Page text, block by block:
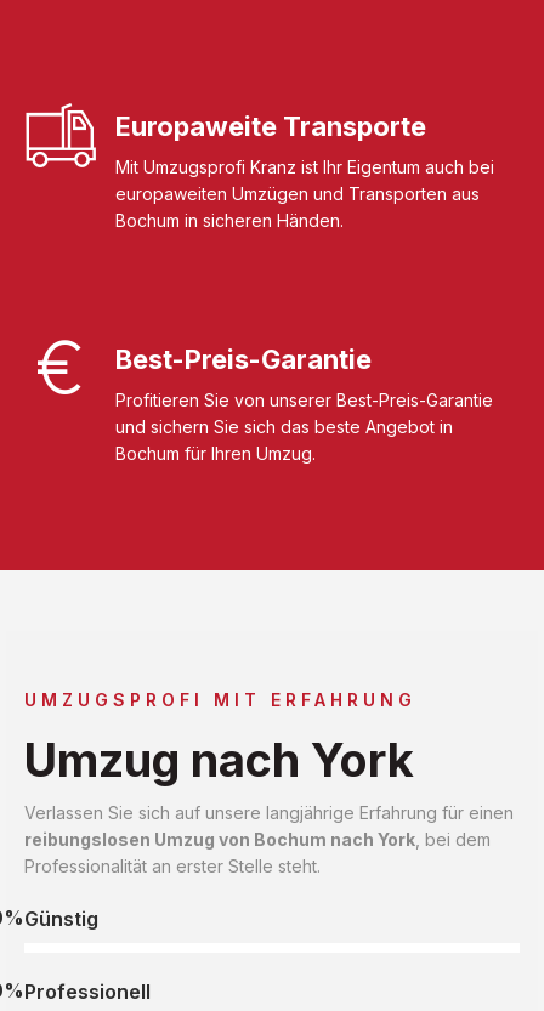
Europaweite Transporte
Mit Umzugsprofi Kranz ist Ihr Eigentum auch bei
europaweiten Umzügen und Transporten aus
Bochum in sicheren Händen.
Best-Preis-Garantie
Profitieren Sie von unserer Best-Preis-Garantie
und sichern Sie sich das beste Angebot in
Bochum für Ihren Umzug.
UMZUGSPROFI MIT ERFAHRUNG
Umzug nach York
Verlassen Sie sich auf unsere langjährige Erfahrung für einen
reibungslosen Umzug von Bochum nach York , bei dem
Professionalität an erster Stelle steht.
Günstig
Professionell